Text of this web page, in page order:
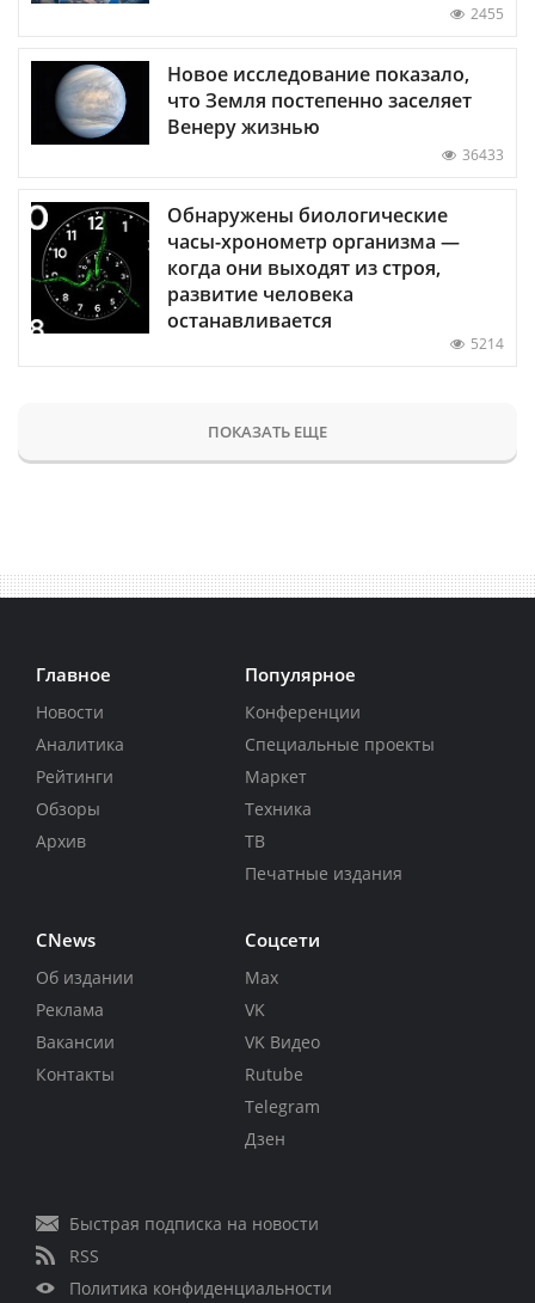
2455
Новое исследование показало,
что Земля постепенно заселяет
Венеру жизнью
36433
Обнаружены биологические
часы-хронометр организма —
когда они выходят из строя,
развитие человека
останавливается
5214
ПОКАЗАТЬ ЕЩЕ
Главное
Новости
Аналитика
Рейтинги
Обзоры
Архив
Популярное
Конференции
Специальные проекты
Маркет
Техника
ТВ
Печатные издания
CNews
Об издании
Реклама
Вакансии
Контакты
Соцсети
Max
VK
VK Видео
Rutube
Telegram
Дзен
Быстрая подписка на новости
RSS
Политика конфиденциальности